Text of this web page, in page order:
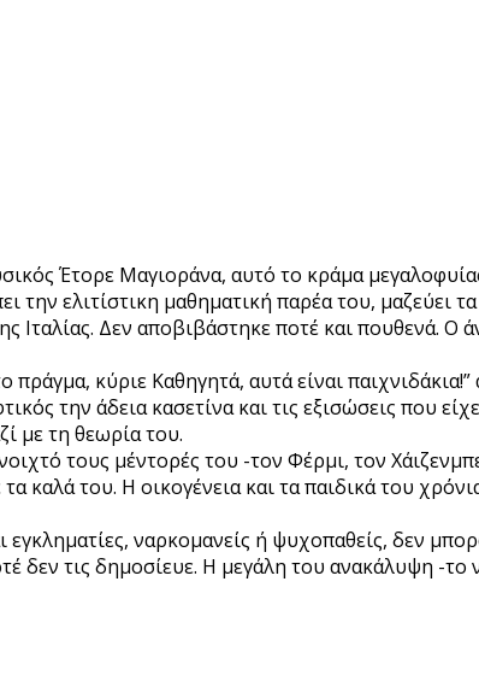
Έτορε Μαγιοράνα, αυτό το κράμα
την ελιτίστικη μαθηματική παρέα του, μαζεύει
Ιταλίας. Δεν αποβιβάστηκε ποτέ και πουθενά.
πράγμα, κύριε Καθηγητά, αυτά είναι
την άδεια κασετίνα και τις εξισώσεις που
με τη θεωρία του.
τους μέντορές του -τον Φέρμι, τον
καλά του. Η οικογένεια και τα παιδικά του
ναρκομανείς ή ψυχοπαθείς, δεν
δεν τις δημοσίευε. Η μεγάλη του ανακάλυψη -